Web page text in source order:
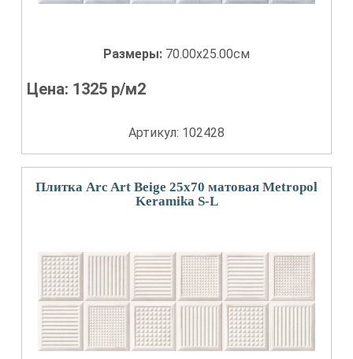
Размеры: 70.00x25.00см
Цена: 1325 р/м2
Артикул: 102428
Плитка Arc Art Beige 25х70 матовая Metropol
Keramika S-L